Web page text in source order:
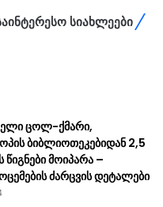
სიახლეები
ცოლ-ქმარი,
ბიბლიოთეკებიდან 2,5
მოიპარა –
ძარცვის დეტალები